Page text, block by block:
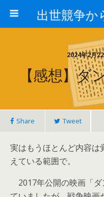
2024年2月
【感想】ダ
Share Tweet
実はもうほとんど内容は
えている範囲で。
2017年公開の映画「ダ